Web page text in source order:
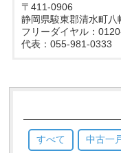
〒411-0906
静岡県駿東郡清水町
フリーダイヤル：
代表：055-981-0333
すべて 中古一